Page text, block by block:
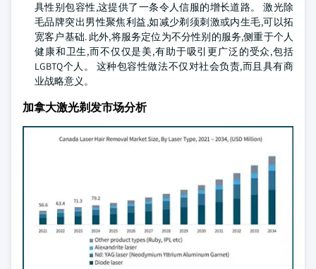
具性别包容性,这提供了一条令人信服的增长道路。 激光除
毛品牌突出男性聚焦利益,如减少剃须刺激或内生毛,可以拓
宽客户基础. 此外,将服务定位为不分性别的服务,侧重于个人
健康和卫生,而不仅仅是美,有助于吸引更广泛的受众,包括
LGBTQ个人。 这种包容性做法不仅对社会负责,而且具有商
业战略意义。
加拿大激光剃发市场分析